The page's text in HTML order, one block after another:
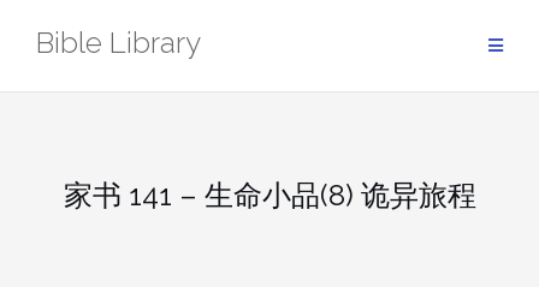
Bible Library
家书 141 – 生命小品(8) 诡异旅程